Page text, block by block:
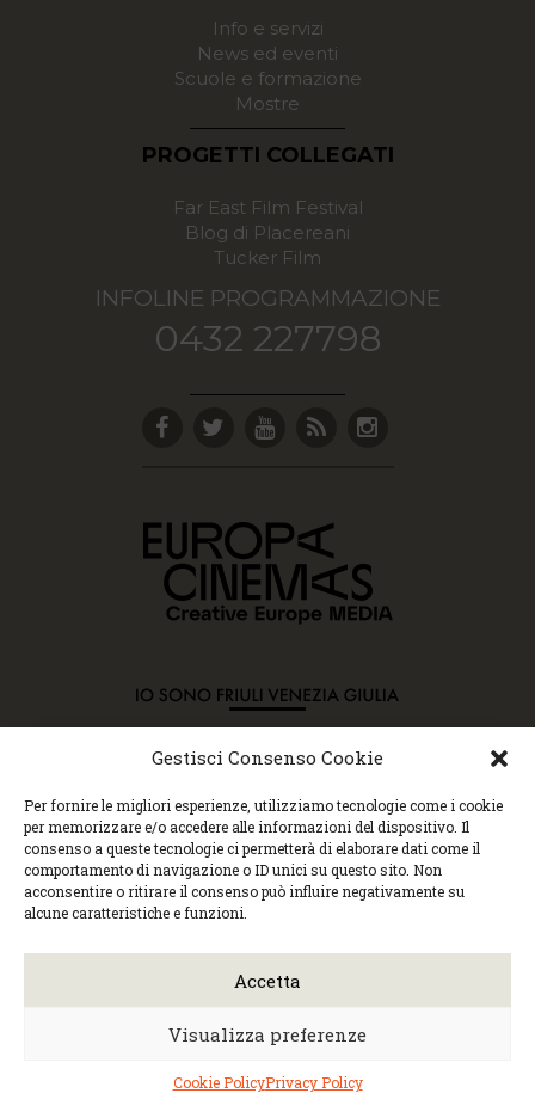
Gestisci Consenso Cookie
Per fornire le migliori esperienze, utilizziamo tecnologie come i cookie
per memorizzare e/o accedere alle informazioni del dispositivo. Il
consenso a queste tecnologie ci permetterà di elaborare dati come il
comportamento di navigazione o ID unici su questo sito. Non
acconsentire o ritirare il consenso può influire negativamente su
alcune caratteristiche e funzioni.
Accetta
Visualizza preferenze
Cookie PolicyPrivacy Policy
Info e servizi
News ed eventi
Scuole e formazione
Mostre
PROGETTI COLLEGATI
Far East Film Festival
Blog di Placereani
Tucker Film
INFOLINE PROGRAMMAZIONE
0432 227798
Copyright © 2015 Cec, Tutti i diritti riservati. Nessun
contenuto può essere copiato o manipolato. Accedendo al
sito approvi la Policy sulla privacy e la Policy sui
contenuti.
Centro espressioni cinematografiche, via Villalta, 24 |
33100 Udine | tel. 0432 299545 | P.Iva 01295290306 |
cec@cecudine.org
504240
Web designMonica Faccio| Built by